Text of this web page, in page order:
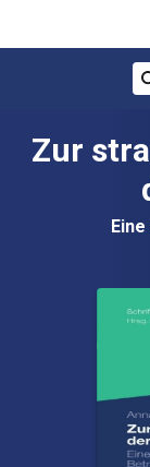
الرئيسي
Zur